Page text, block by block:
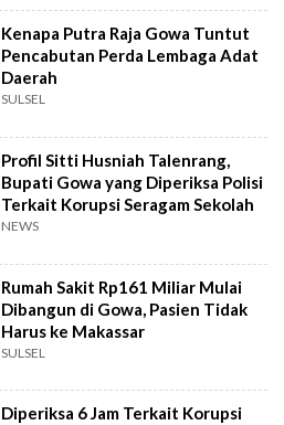
Kenapa Putra Raja Gowa Tuntut
Pencabutan Perda Lembaga Adat
Daerah
SULSEL
Profil Sitti Husniah Talenrang,
Bupati Gowa yang Diperiksa Polisi
Terkait Korupsi Seragam Sekolah
NEWS
Rumah Sakit Rp161 Miliar Mulai
Dibangun di Gowa, Pasien Tidak
Harus ke Makassar
SULSEL
Diperiksa 6 Jam Terkait Korupsi